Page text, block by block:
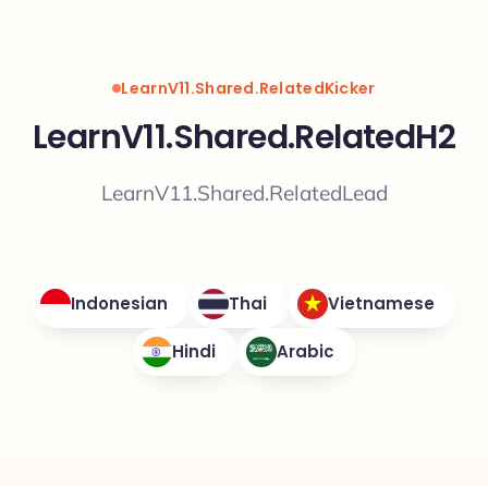
LearnV11.Shared.RelatedKicker
LearnV11.Shared.RelatedH2
LearnV11.Shared.RelatedLead
Indonesian Thai Vietnamese
Hindi Arabic